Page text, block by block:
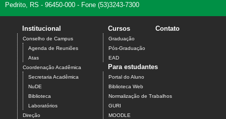
Pedrito, RS - 96450-000 - Fone (53)3243-7300
Institucional
Conselho de Campus
Agenda de Reuniões
Atas
Coordenação Acadêmica
Secretaria Acadêmica
NuDE
Biblioteca
Laboratórios
Direção
Cursos
Graduação
Pós-Graduação
EAD
Contato
Para estudantes
Portal do Aluno
Biblioteca Web
Normalização de Trabalhos
GURI
MOODLE